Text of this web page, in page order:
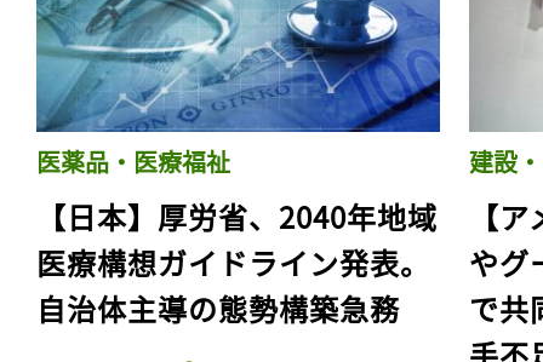
医薬品・医療福祉
【日本】厚労省、2040年地域
医療構想ガイドライン発表。
自治体主導の態勢構築急務
建設
【
やグ
で共